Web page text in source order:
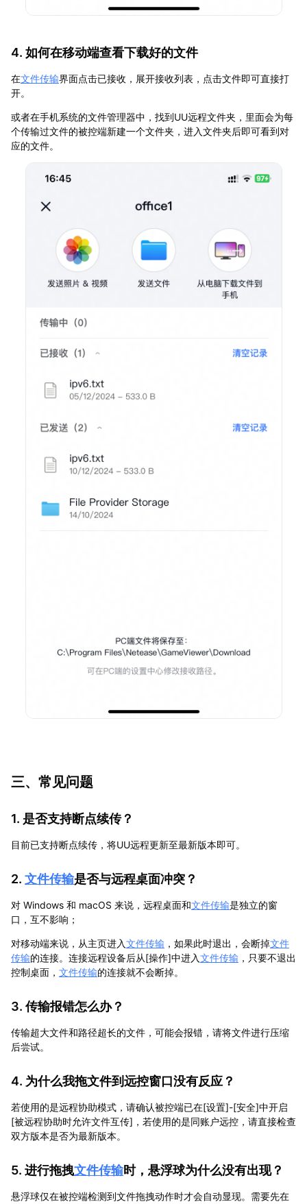
4. 如何在移动端查看下载好的文件
在文件传输界面点击已接收，展开接收列表，点击文件即可直接打
开。
或者在手机系统的文件管理器中，找到UU远程文件夹，里面会为每
个传输过文件的被控端新建一个文件夹，进入文件夹后即可看到对
应的文件。
三、常见问题
1. 是否支持断点续传？
目前已支持断点续传，将UU远程更新至最新版本即可。
2. 文件传输是否与远程桌面冲突？
对 Windows 和 macOS 来说，远程桌面和文件传输是独立的窗
口，互不影响；
对移动端来说，从主页进入文件传输，如果此时退出，会断掉文件
传输的连接。连接远程设备后从[操作]中进入文件传输，只要不退出
控制桌面， 文件传输的连接就不会断掉。
3. 传输报错怎么办？
传输超大文件和路径超长的文件，可能会报错，请将文件进行压缩
后尝试。
4. 为什么我拖文件到远控窗口没有反应？
若使用的是远程协助模式，请确认被控端已在[设置]-[安全]中开启
[被远程协助时允许文件互传]，若使用的是同账户远控，请直接检查
双方版本是否为最新版本。
5. 进行拖拽文件传输时，悬浮球为什么没有出现？
悬浮球仅在被控端检测到文件拖拽动作时才会自动显现。需要先在